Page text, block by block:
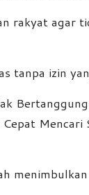
rakyat
tanpa izin